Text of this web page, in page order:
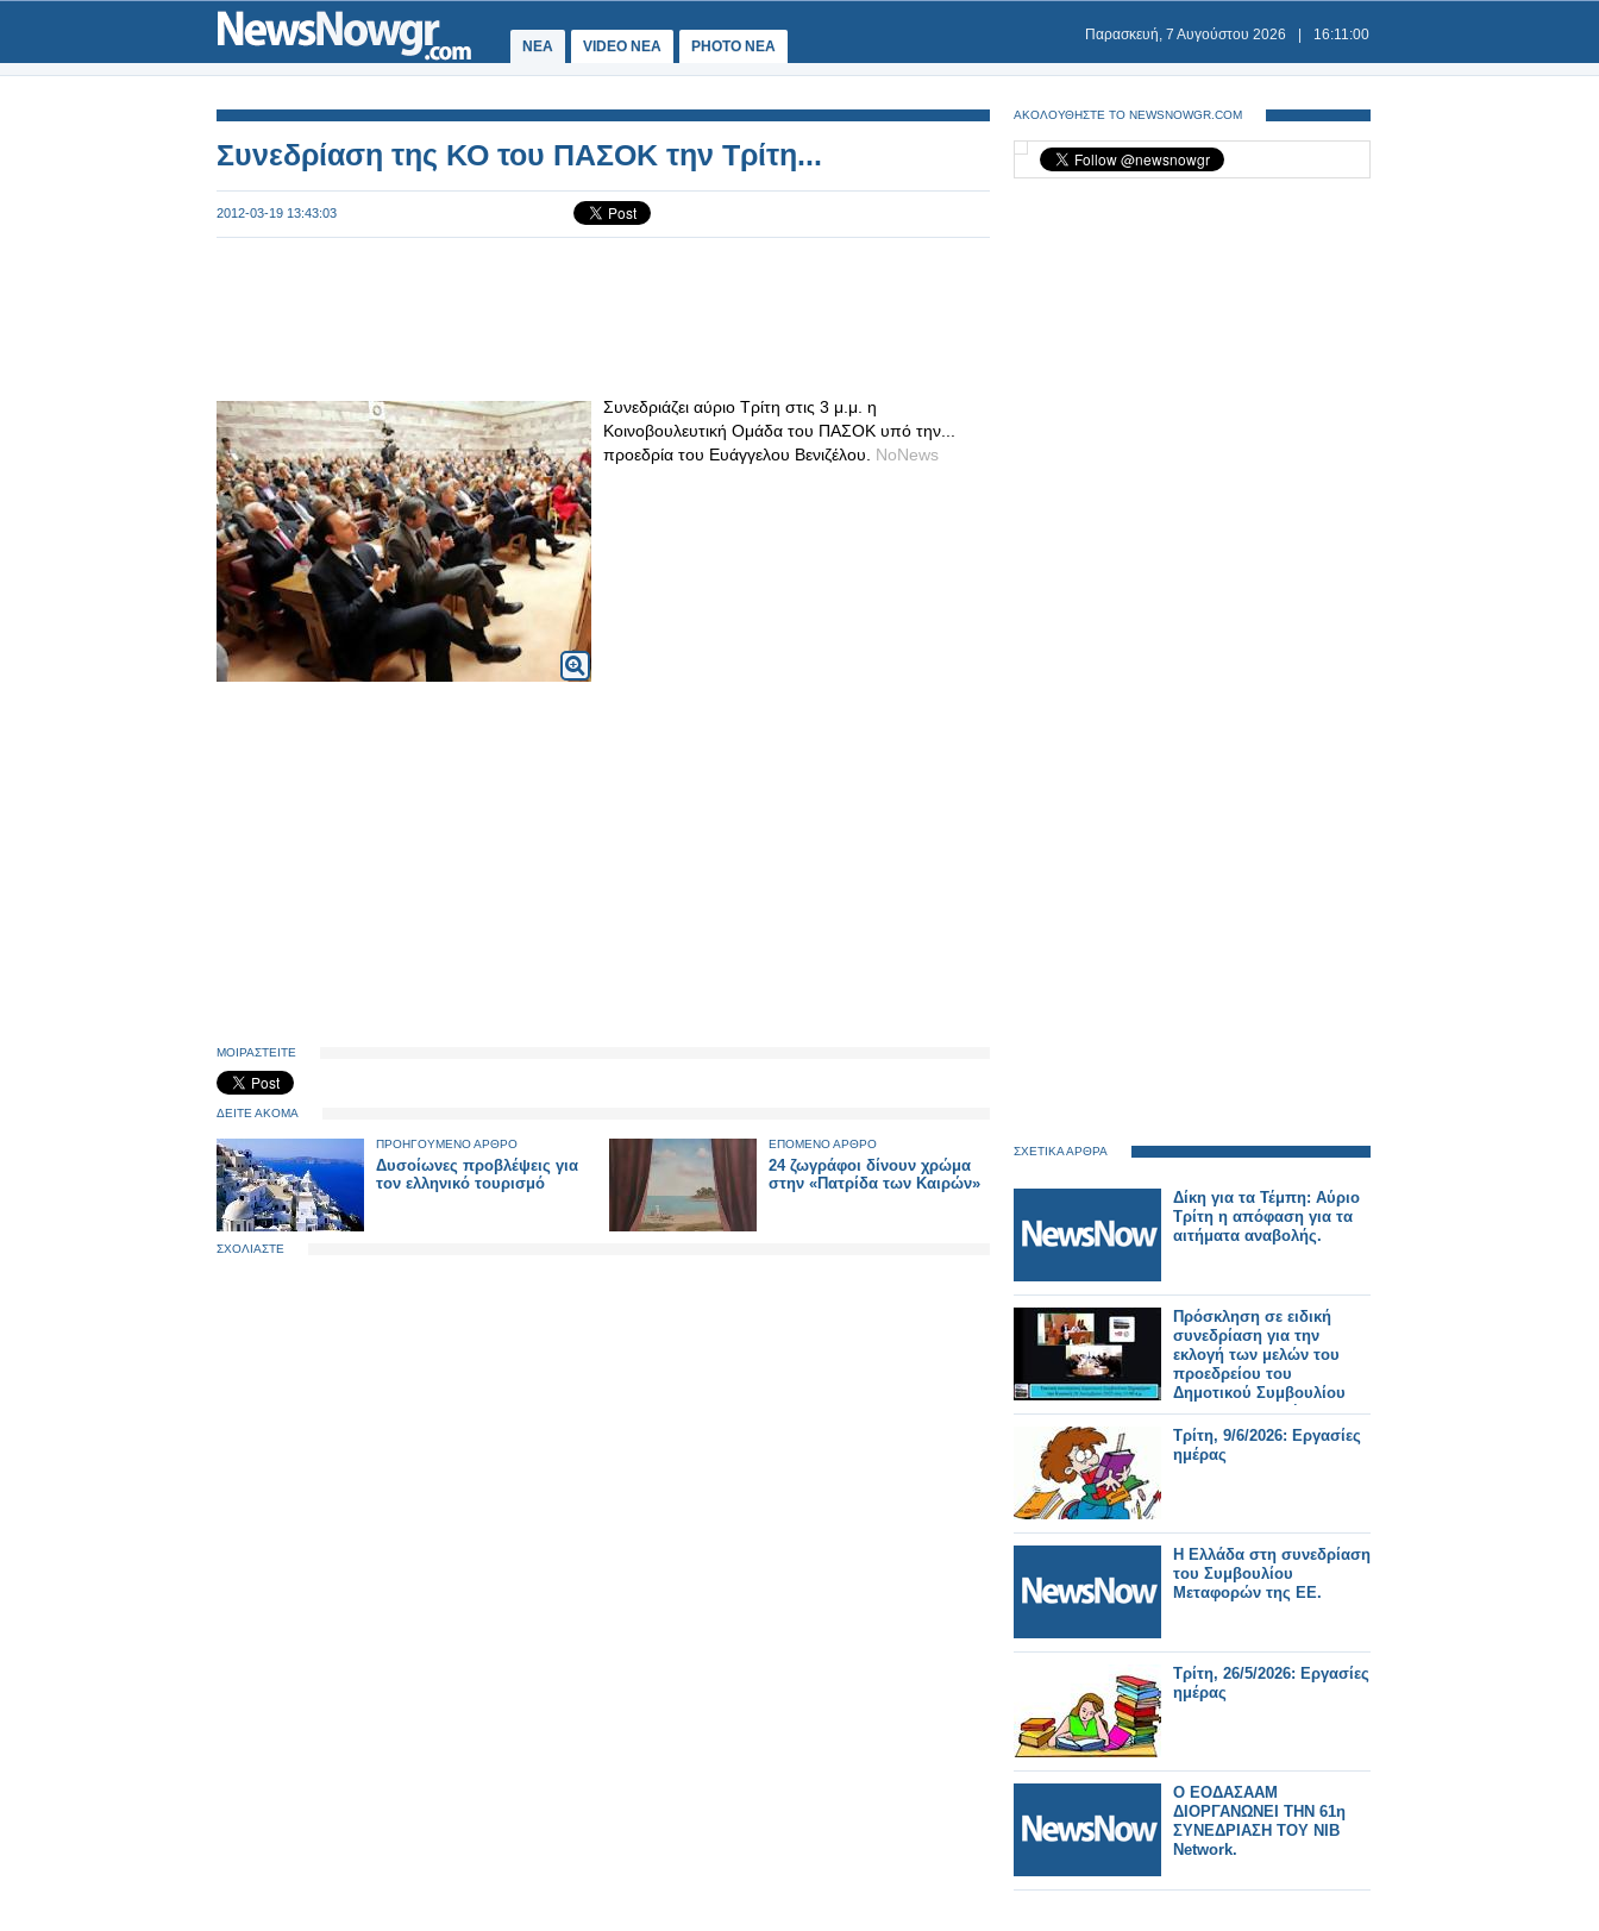
ΝΕΑ VIDEO NEA PHOTO NEA
Παρασκευή, 7 Αυγούστου 2026 16:11:00
Συνεδρίαση της ΚΟ του ΠΑΣΟΚ την Τρίτη...
2012-03-19 13:43:03
Συνεδριάζει αύριο Τρίτη στις 3 μ.μ. η
Κοινοβουλευτική Ομάδα του ΠΑΣΟΚ υπό την...
προεδρία του Ευάγγελου Βενιζέλου. NoNews
ΜΟΙΡΑΣΤΕΙΤΕ
ΔΕΙΤΕ ΑΚΟΜΑ
ΠΡΟΗΓΟΥΜΕΝΟ ΑΡΘΡΟ
Δυσοίωνες προβλέψεις για
τον ελληνικό τουρισμό
ΕΠΟΜΕΝΟ ΑΡΘΡΟ
24 ζωγράφοι δίνουν χρώμα
στην «Πατρίδα των Kαιρών»
ΣΧΟΛΙΑΣΤΕ
ΑΚΟΛΟΥΘΗΣΤΕ ΤΟ NEWSNOWGR.COM
ΣΧΕΤΙΚΑ ΑΡΘΡΑ
Δίκη για τα Τέμπη: Αύριο
Τρίτη η απόφαση για τα
αιτήματα αναβολής.
Πρόσκληση σε ειδική
συνεδρίαση για την
εκλογή των μελών του
προεδρείου του
Δημοτικού Συμβουλίου
και της Δημοτικής
Επιτροπής την Τετάρτη 1
Ιουλίου.
Τρίτη, 9/6/2026: Εργασίες
ημέρας
Η Ελλάδα στη συνεδρίαση
του Συμβουλίου
Μεταφορών της ΕΕ.
Τρίτη, 26/5/2026: Εργασίες
ημέρας
Ο ΕΟΔΑΣΑΑΜ
ΔΙΟΡΓΑΝΩΝΕΙ ΤΗΝ 61η
ΣΥΝΕΔΡΙΑΣΗ ΤΟΥ NIB
Network.